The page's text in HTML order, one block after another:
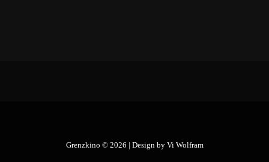
Grenzkino © 2026 | Design by Vi Wolfram